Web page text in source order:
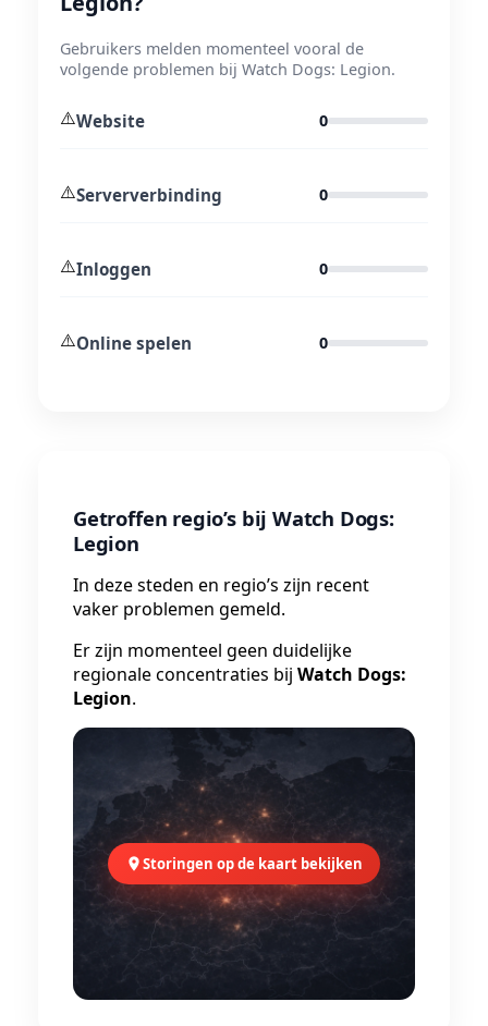
Gebruikers melden momenteel vooral de
volgende problemen bij Watch Dogs: Legion.
⚠️Website 0
⚠️Serververbinding 0
⚠️Inloggen 0
⚠️Online spelen 0
Getroffen regio’s bij Watch Dogs:
Legion
In deze steden en regio’s zijn recent
vaker problemen gemeld.
Er zijn momenteel geen duidelijke
regionale concentraties bij Watch Dogs:
Legion.
Storingen op de kaart bekijken